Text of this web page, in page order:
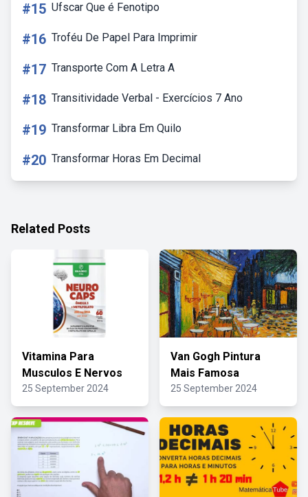
#15 Ufscar Que é Fenotipo
#16 Troféu De Papel Para Imprimir
#17 Transporte Com A Letra A
#18 Transitividade Verbal - Exercícios 7 Ano
#19 Transformar Libra Em Quilo
#20 Transformar Horas Em Decimal
Related Posts
Vitamina Para
Musculos E Nervos
25 September 2024
Van Gogh Pintura
Mais Famosa
25 September 2024